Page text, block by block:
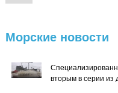
Морские новости
вторым в серии из